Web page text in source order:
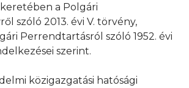
a Polgári
szóló 2013. évi V. törvény,
Perrendtartásról szóló 1952. évi
szerint.
közigazgatási hatósági